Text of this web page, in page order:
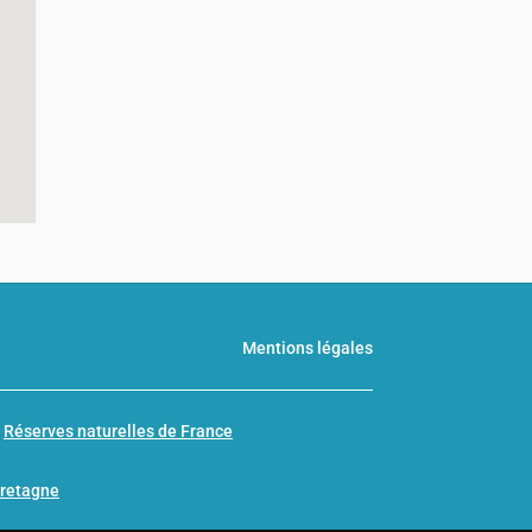
Mentions légales
Réserves naturelles de France